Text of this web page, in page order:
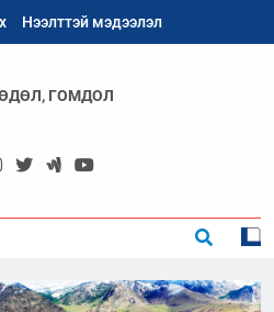
Нээлттэй мэдээлэл
Архангай
ГОМДОЛ